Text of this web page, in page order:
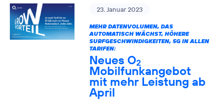
23. Januar 2023
MEHR DATENVOLUMEN, DAS
AUTOMATISCH WÄCHST, HÖHERE
SURFGESCHWINDIGKEITEN, 5G IN ALLEN
TARIFEN:
Neues O2
Mobilfunkangebot
mit mehr Leistung ab
April